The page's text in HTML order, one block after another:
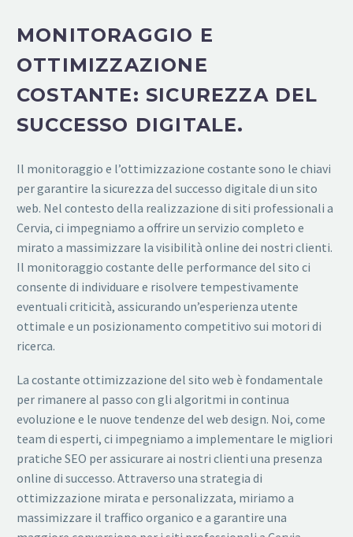
MONITORAGGIO E
OTTIMIZZAZIONE
COSTANTE: SICUREZZA DEL
SUCCESSO DIGITALE.
Il monitoraggio e l’ottimizzazione costante sono le chiavi
per garantire la sicurezza del successo digitale di un sito
web. Nel contesto della realizzazione di siti professionali a
Cervia, ci impegniamo a offrire un servizio completo e
mirato a massimizzare la visibilità online dei nostri clienti.
Il monitoraggio costante delle performance del sito ci
consente di individuare e risolvere tempestivamente
eventuali criticità, assicurando un’esperienza utente
ottimale e un posizionamento competitivo sui motori di
ricerca.
La costante ottimizzazione del sito web è fondamentale
per rimanere al passo con gli algoritmi in continua
evoluzione e le nuove tendenze del web design. Noi, come
team di esperti, ci impegniamo a implementare le migliori
pratiche SEO per assicurare ai nostri clienti una presenza
online di successo. Attraverso una strategia di
ottimizzazione mirata e personalizzata, miriamo a
massimizzare il traffico organico e a garantire una